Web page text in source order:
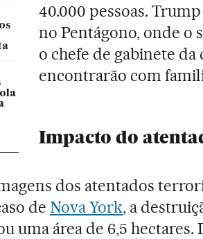
40.000 pessoas.
no Pentágono, onde o
o chefe de gabinete da
encontrarão com
Impacto do
dos atentados
deNova York, a
uma área de 6,5